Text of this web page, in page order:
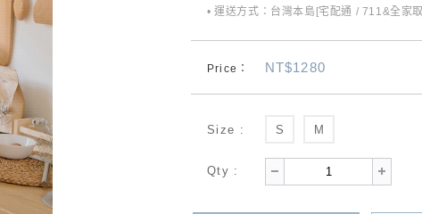
• 運送方式：台灣本島[宅配通 / 711&全家
Price： NT$1280
Size : S M
Qty :